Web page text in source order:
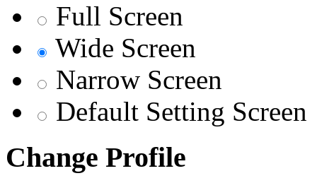
Full Screen
Wide Screen
Narrow Screen
Default Setting Screen
Change Profile